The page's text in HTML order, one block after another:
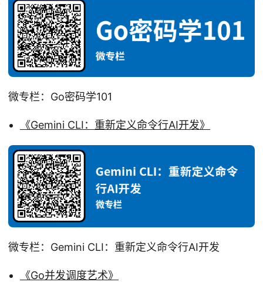
微专栏：Go密码学101
《Gemini CLI：重新定义命令行AI开发》
微专栏：Gemini CLI：重新定义命令行AI开发
《Go并发调度艺术》